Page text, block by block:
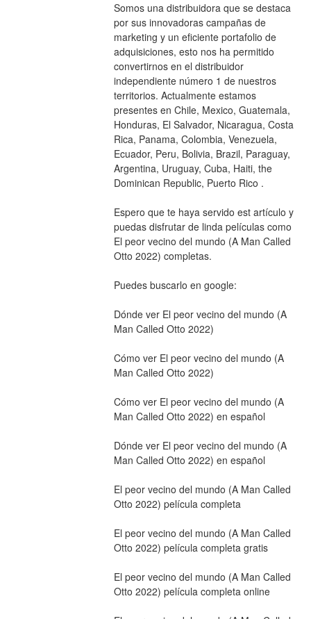
Somos una distribuidora que se destaca
por sus innovadoras campañas de
marketing y un eficiente portafolio de
adquisiciones, esto nos ha permitido
convertirnos en el distribuidor
independiente número 1 de nuestros
territorios. Actualmente estamos
presentes en Chile, Mexico, Guatemala,
Honduras, El Salvador, Nicaragua, Costa
Rica, Panama, Colombia, Venezuela,
Ecuador, Peru, Bolivia, Brazil, Paraguay,
Argentina, Uruguay, Cuba, Haiti, the
Dominican Republic, Puerto Rico .
Espero que te haya servido est artículo y
puedas disfrutar de linda películas como
El peor vecino del mundo (A Man Called
Otto 2022) completas.
Puedes buscarlo en google:
Dónde ver El peor vecino del mundo (A
Man Called Otto 2022)
Cómo ver El peor vecino del mundo (A
Man Called Otto 2022)
Cómo ver El peor vecino del mundo (A
Man Called Otto 2022) en español
Dónde ver El peor vecino del mundo (A
Man Called Otto 2022) en español
El peor vecino del mundo (A Man Called
Otto 2022) película completa
El peor vecino del mundo (A Man Called
Otto 2022) película completa gratis
El peor vecino del mundo (A Man Called
Otto 2022) película completa online